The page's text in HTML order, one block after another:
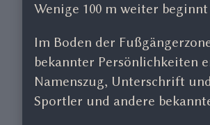
Wenige 100 m weiter
Im Boden der
bekannter Persönlichkeiten
Namenszug, Unterschrift
Sportler und andere